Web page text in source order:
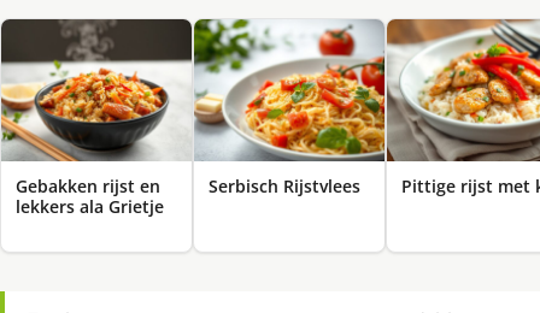
Gebakken rijst en
lekkers ala Grietje
Serbisch Rijstvlees Pittige rijst met